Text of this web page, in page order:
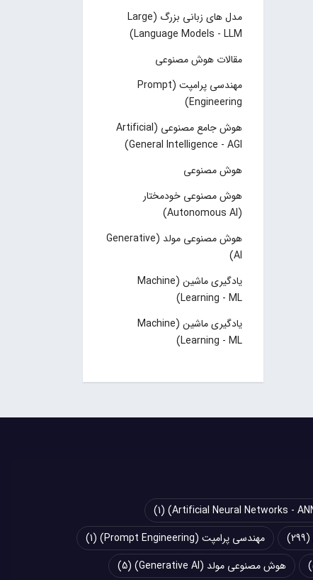
مدل های زبانی بزرگ (Large
Language Models - LLM)
مقالات هوش مصنوعی
مهندسی پرامپت (Prompt
Engineering)
هوش جامع مصنوعی (Artificial
General Intelligence - AGI)
هوش مصنوعی
هوش مصنوعی خودمختار
(Autonomous AI)
هوش مصنوعی مولد (Generative
AI)
یادگیری ماشین (Machine
Learning - ML)
یادگیری ماشین (Machine
Learning - ML)
(1)
(299) مهندسی پرامپت (Prompt Engineering)
(1)
هوش مصنوعی مولد (Generative AI) (5)